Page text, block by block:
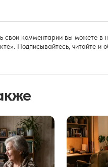
свои комментарии вы можете в
Подписывайтесь, читайте и